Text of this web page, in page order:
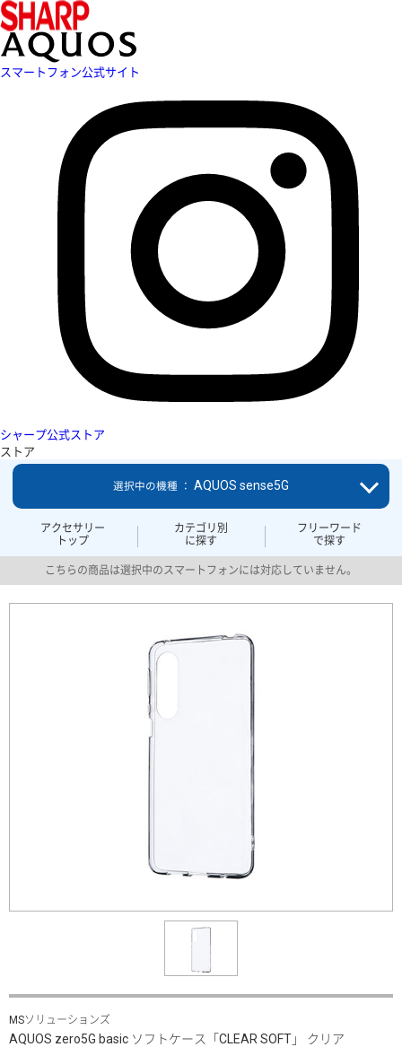
スマートフォン公式サイト
シャープ公式ストア
ストア
アクセサリー
トップ
カテゴリ別
に探す
フリーワード
で探す
選択中の機種 ： AQUOS sense5G
こちらの商品は選択中のスマートフォンには対応していません。
MSソリューションズ
AQUOS zero5G basic ソフトケース「CLEAR SOFT」 クリア